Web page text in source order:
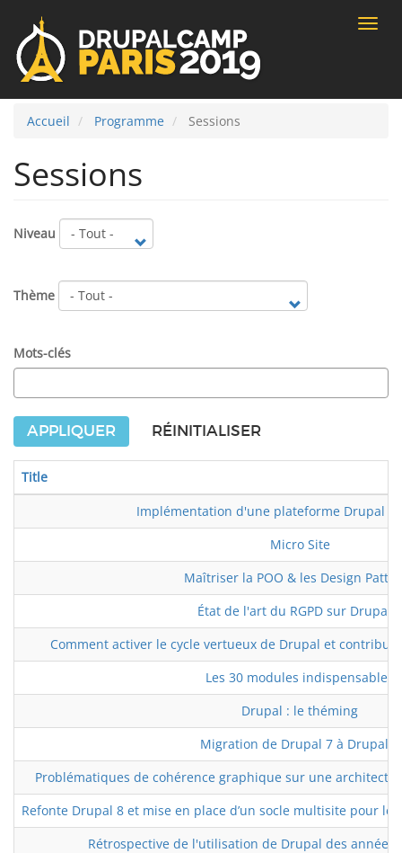
Toggle
Accueil Programme Sessions
Sessions
Niveau
Thème
Mots-clés
APPLIQUER RÉINITIALISER
Title
Implémentation d'une plateforme Drupal 8
Micro Site
Maîtriser la POO & les Design
État de l'art du RGPD sur Drupal 8
Comment activer le cycle vertueux de Drupal et
Les 30 modules indispensables
Drupal : le théming
Migration de Drupal 7 à Drupal 8
Problématiques de cohérence graphique sur une
Refonte Drupal 8 et mise en place d’un socle multisite pour
Rétrospective de l'utilisation de Drupal des années